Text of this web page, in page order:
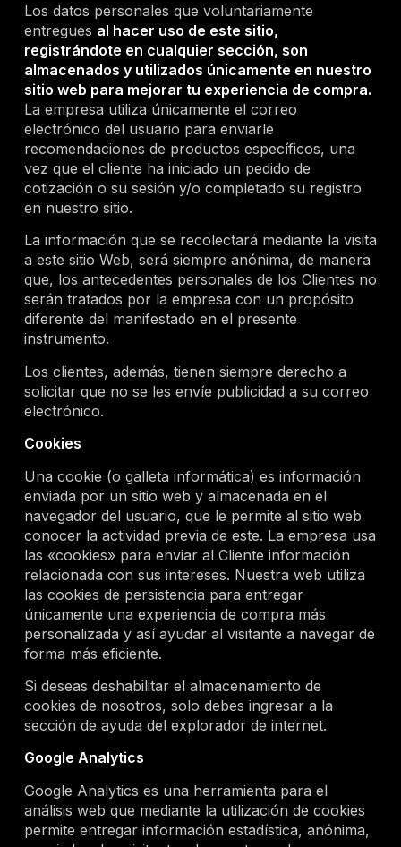
Los datos personales que voluntariamente
entregues al hacer uso de este sitio,
registrándote en cualquier sección, son
almacenados y utilizados únicamente en nuestro
sitio web para mejorar tu experiencia de compra.
La empresa utiliza únicamente el correo
electrónico del usuario para enviarle
recomendaciones de productos específicos, una
vez que el cliente ha iniciado un pedido de
cotización o su sesión y/o completado su registro
en nuestro sitio.
La información que se recolectará mediante la visita
a este sitio Web, será siempre anónima, de manera
que, los antecedentes personales de los Clientes no
serán tratados por la empresa con un propósito
diferente del manifestado en el presente
instrumento.
Los clientes, además, tienen siempre derecho a
solicitar que no se les envíe publicidad a su correo
electrónico.
Cookies
Una cookie (o galleta informática) es información
enviada por un sitio web y almacenada en el
navegador del usuario, que le permite al sitio web
conocer la actividad previa de este. La empresa usa
las «cookies» para enviar al Cliente información
relacionada con sus intereses. Nuestra web utiliza
las cookies de persistencia para entregar
únicamente una experiencia de compra más
personalizada y así ayudar al visitante a navegar de
forma más eficiente.
Si deseas deshabilitar el almacenamiento de
cookies de nosotros, solo debes ingresar a la
sección de ayuda del explorador de internet.
Google Analytics
Google Analytics es una herramienta para el
análisis web que mediante la utilización de cookies
permite entregar información estadística, anónima,